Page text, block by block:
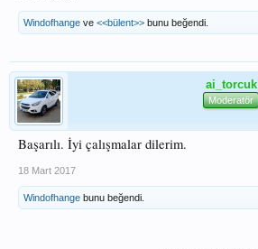
Windofhange ve <<bülent>> bunu beğendi.
ai_torcuk
Moderatör
Başarılı. İyi çalışmalar dilerim.
18 Mart 2017
Windofhange bunu beğendi.